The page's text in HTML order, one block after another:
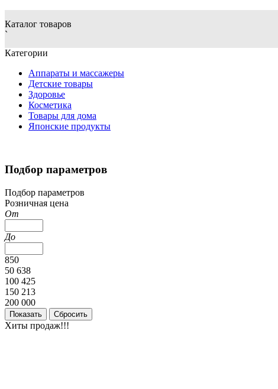
Каталог товаров
`
Категории
Аппараты и массажеры
Детские товары
Здоровье
Косметика
Товары для дома
Японские продукты
Подбор параметров
Подбор параметров
Розничная цена
От
До
850
50 638
100 425
150 213
200 000
Хиты продаж!!!